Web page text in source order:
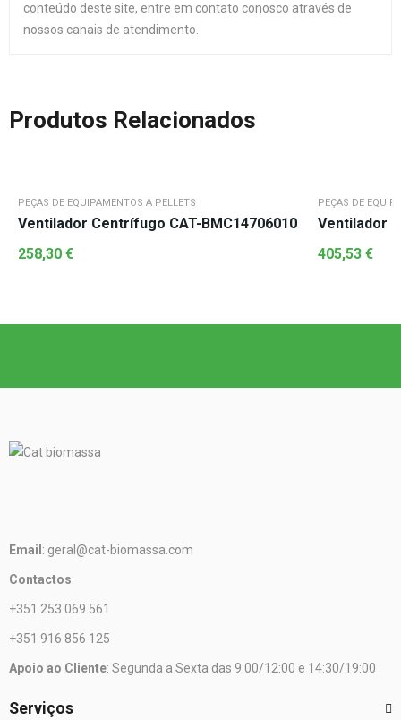
conteúdo deste site, entre em contato conosco através de
nossos canais de atendimento.
Produtos Relacionados
PEÇAS DE EQUIPAMENTOS A PELLETS
Ventilador Centrífugo CAT-BMC14706010
258,30 €
PEÇAS DE
Ventilador
405,53 €
Email : geral@cat-biomassa.com
Contactos:
+351 253 069 561
+351 916 856 125
Apoio ao Cliente: Segunda a Sexta das 9:00/12:00 e 14:30/19:00
Serviços